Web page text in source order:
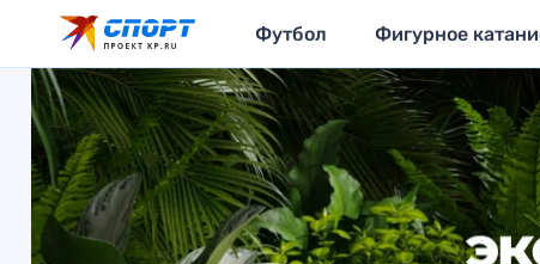
Футбол Фигурное